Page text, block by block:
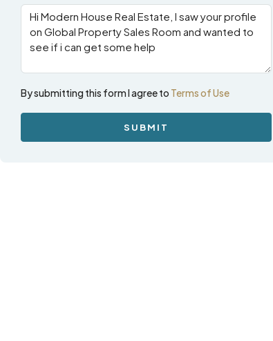
By submitting this form I agree to Terms of Use
SUBMIT